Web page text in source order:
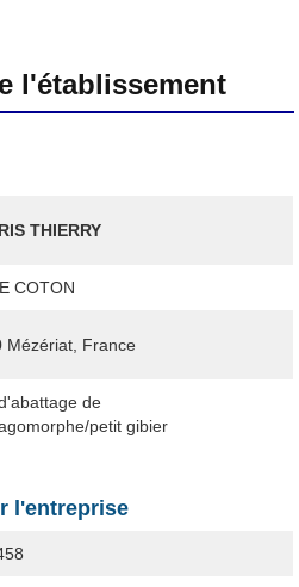
l'établissement
THIERRY
COTON
Mézériat, France
de
petit gibier
l'entreprise